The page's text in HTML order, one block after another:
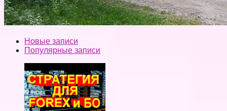
Новые записи
Популярные записи